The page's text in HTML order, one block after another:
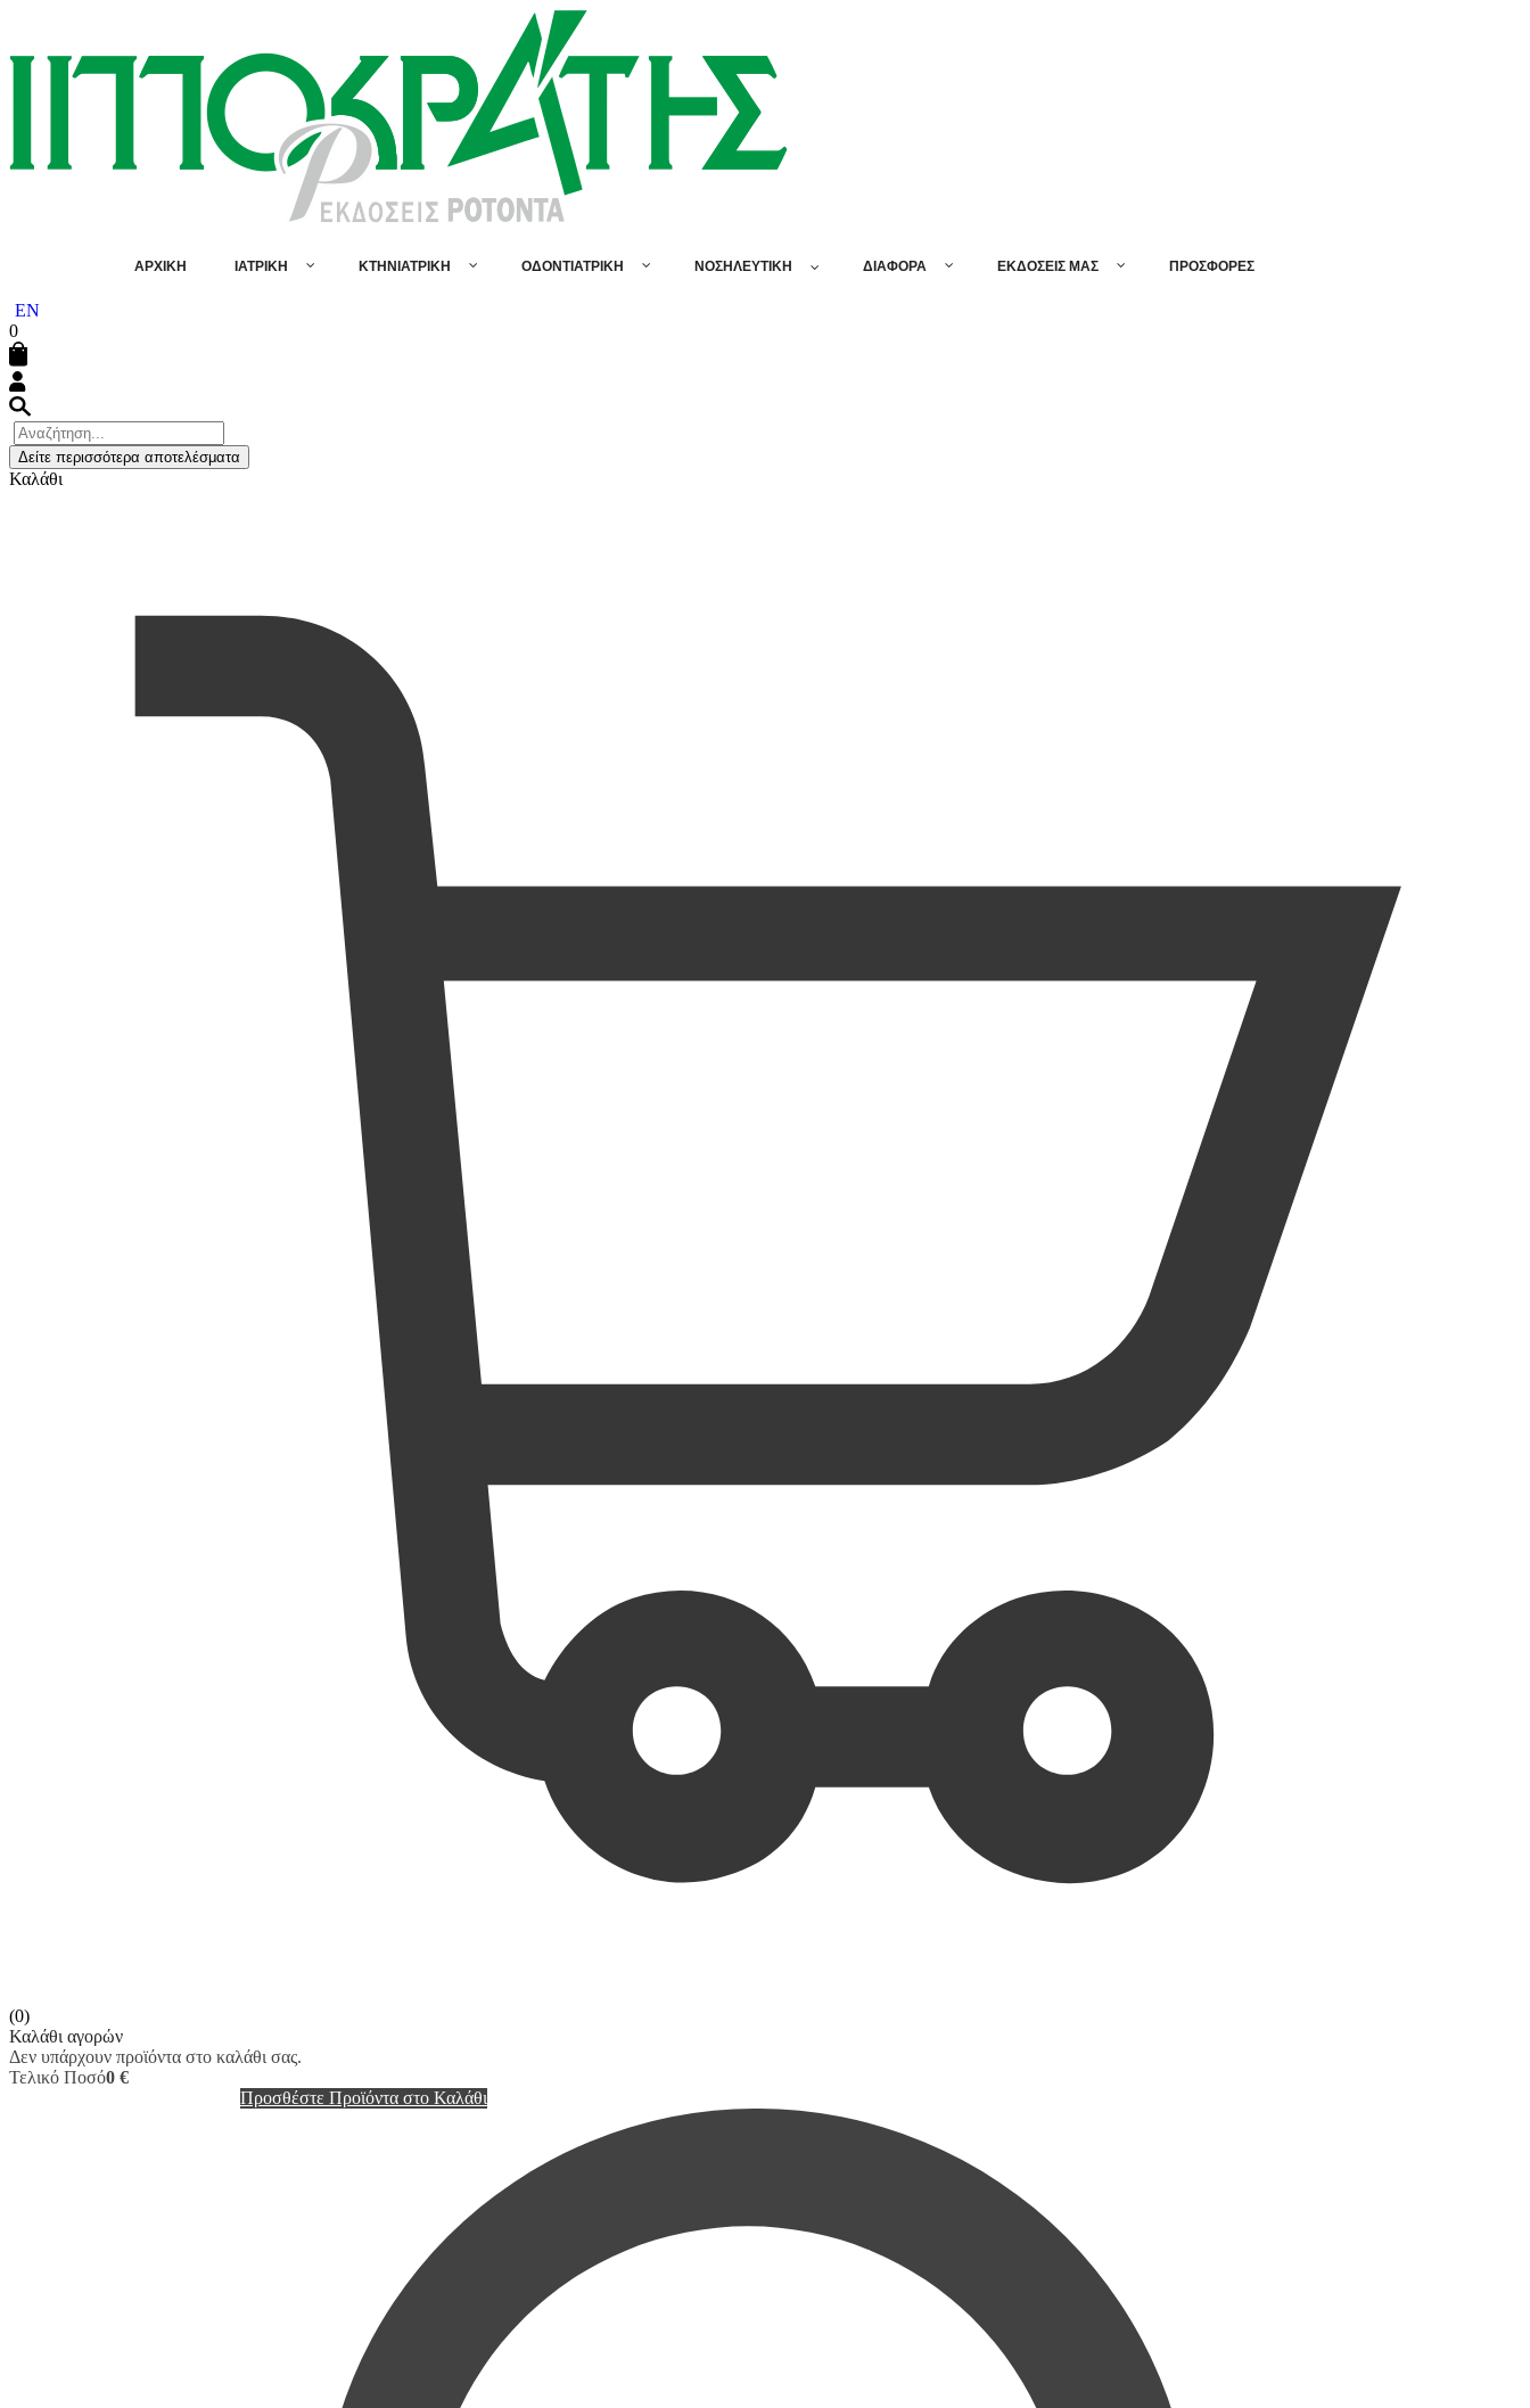
ΑΡΧΙΚΗ ΙΑΤΡΙΚΗ ΚΤΗΝΙΑΤΡΙΚΗ ΟΔΟΝΤΙΑΤΡΙΚΗ ΝΟΣΗΛΕΥΤΙΚΗ ΔΙΑΦΟΡΑ ΕΚΔΟΣΕΙΣ ΜΑΣ ΠΡΟΣΦΟΡΕΣ
EN
0
Δείτε περισσότερα αποτελέσματα
Καλάθι
(0)
Καλάθι αγορών
Δεν υπάρχουν προϊόντα στο καλάθι σας.
Τελικό Ποσό0 €
Προσθέστε Προϊόντα στο Καλάθι